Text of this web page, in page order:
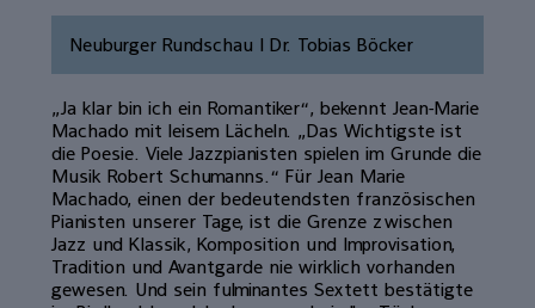
Neuburger Rundschau | Dr. Tobias Böcker
„Ja klar bin ich ein Romantiker“, bekennt Jean-Marie
Machado mit leisem Lächeln. „Das Wichtigste ist
die Poesie. Viele Jazzpianisten spielen im Grunde die
Musik Robert Schumanns.“ Für Jean Marie
Machado, einen der bedeutendsten französischen
Pianisten unserer Tage, ist die Grenze zwischen
Jazz und Klassik, Komposition und Improvisation,
Tradition und Avantgarde nie wirklich vorhanden
gewesen. Und sein fulminantes Sextett bestätigte